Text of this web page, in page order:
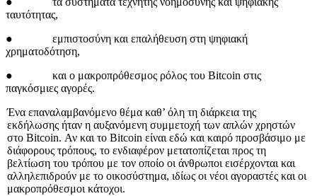
ταυτότητας,
● εμπιστοσύνη και επαλήθευση στη ψηφιακή
χρηματοδότηση,
● και ο μακροπρόθεσμος ρόλος του Bitcoin στις
παγκόσμιες αγορές.
Ένα επαναλαμβανόμενο θέμα καθ’ όλη τη διάρκεια της
εκδήλωσης ήταν η αυξανόμενη συμμετοχή των απλών χρηστών
στο Bitcoin. Αν και το Bitcoin είναι εδώ και καιρό προσβάσιμο με
διάφορους τρόπους, το ενδιαφέρον μετατοπίζεται προς τη
βελτίωση του τρόπου με τον οποίο οι άνθρωποι εισέρχονται και
αλληλεπιδρούν με το οικοσύστημα, ιδίως οι νέοι αγοραστές και οι
μακροπρόθεσμοι κάτοχοι.